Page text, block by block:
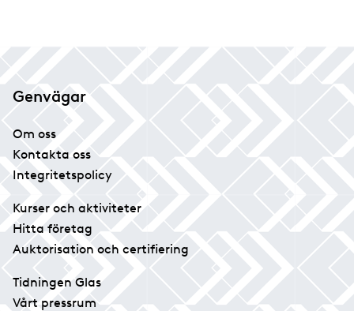
Genvägar
Om oss
Kontakta oss
Integritetspolicy
Kurser och aktiviteter
Hitta företag
Auktorisation och certifiering
Tidningen Glas
Vårt pressrum